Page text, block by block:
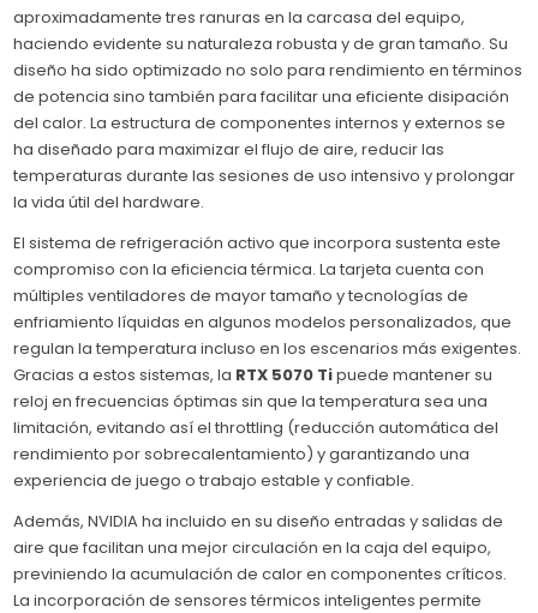
aproximadamente tres ranuras en la carcasa del equipo,
haciendo evidente su naturaleza robusta y de gran tamaño. Su
diseño ha sido optimizado no solo para rendimiento en términos
de potencia sino también para facilitar una eficiente disipación
del calor. La estructura de componentes internos y externos se
ha diseñado para maximizar el flujo de aire, reducir las
temperaturas durante las sesiones de uso intensivo y prolongar
la vida útil del hardware.
El sistema de refrigeración activo que incorpora sustenta este
compromiso con la eficiencia térmica. La tarjeta cuenta con
múltiples ventiladores de mayor tamaño y tecnologías de
enfriamiento líquidas en algunos modelos personalizados, que
regulan la temperatura incluso en los escenarios más exigentes.
Gracias a estos sistemas, la RTX 5070 Tipuede mantener su
reloj en frecuencias óptimas sin que la temperatura sea una
limitación, evitando así el throttling (reducción automática del
rendimiento por sobrecalentamiento) y garantizando una
experiencia de juego o trabajo estable y confiable.
Además, NVIDIA ha incluido en su diseño entradas y salidas de
aire que facilitan una mejor circulación en la caja del equipo,
previniendo la acumulación de calor en componentes críticos.
La incorporación de sensores térmicos inteligentes permite